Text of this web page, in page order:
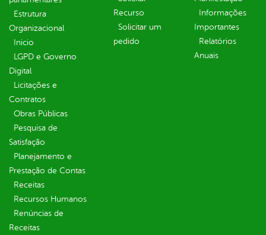
Estrutura
Organizacional
Inicio
LGPD e Governo
Digital
Licitações e
Contratos
Obras Públicas
Pesquisa de
Satisfação
Planejamento e
Prestação de Contas
Receitas
Recursos Humanos
Renúncias de
Receitas
Recurso
Solicitar um
pedido
Informações
Importantes
Relatórios
Anuais